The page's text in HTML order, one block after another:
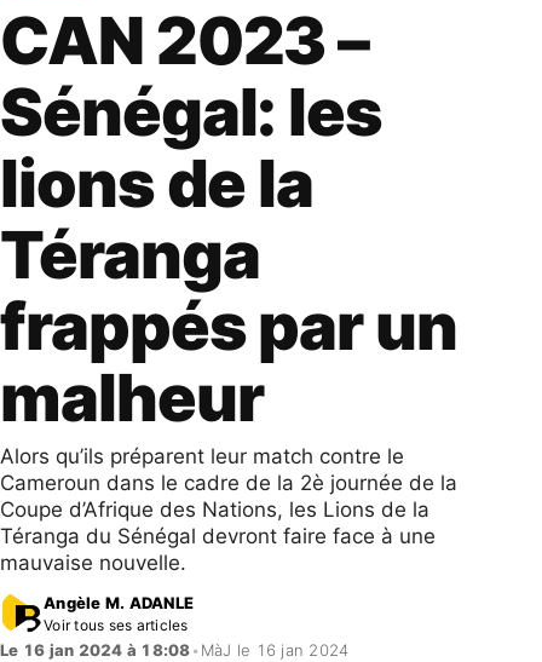
CAN 2023 –
Sénégal: les
lions de la
Téranga
frappés par un
malheur
Alors qu’ils préparent leur match contre le
Cameroun dans le cadre de la 2è journée de la
Coupe d’Afrique des Nations, les Lions de la
Téranga du Sénégal devront faire face à une
mauvaise nouvelle.
Angèle M. ADANLE
Voir tous ses articles
Le 16 jan 2024 à 18:08• MàJ le 16 jan 2024